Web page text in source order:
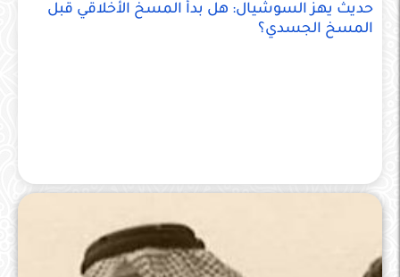
حديث يهزّ السوشيال: هل بدأ المسخ الأخلاقي قبل
المسخ الجسدي؟